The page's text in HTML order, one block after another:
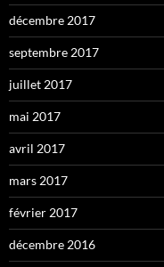
décembre 2017
septembre 2017
juillet 2017
mai 2017
avril 2017
mars 2017
février 2017
décembre 2016